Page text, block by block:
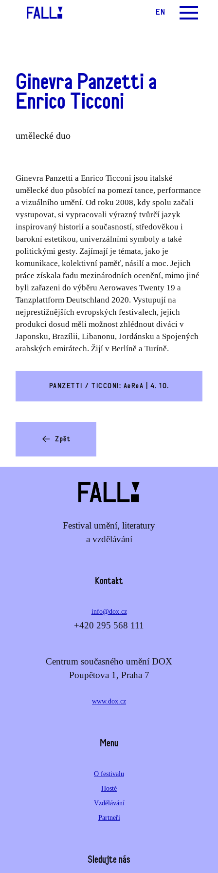
MENU
CS
EN
Ginevra Panzetti a
Enrico Ticconi
umělecké duo
Ginevra Panzetti a Enrico Ticconi jsou italské
umělecké duo působící na pomezí tance, performance
a vizuálního umění. Od roku 2008, kdy spolu začali
vystupovat, si vypracovali výrazný tvůrčí jazyk
inspirovaný historií a současností, středověkou i
barokní estetikou, univerzálními symboly a také
politickými gesty. Zajímají je témata, jako je
komunikace, kolektivní paměť, násilí a moc. Jejich
práce získala řadu mezinárodních ocenění, mimo jiné
byli zařazeni do výběru Aerowaves Twenty 19 a
Tanzplattform Deutschland 2020. Vystupují na
nejprestižnějších evropských festivalech, jejich
produkci dosud měli možnost zhlédnout diváci v
Japonsku, Brazílii, Libanonu, Jordánsku a Spojených
arabských emirátech. Žijí v Berlíně a Turíně.
PANZETTI / TICCONI: AeReA | 4. 10.
Zpět
Festival umění, literatury
a vzdělávání
Kontakt
info@dox.cz
+420 295 568 111
Centrum současného umění DOX
Poupětova 1, Praha 7
www.dox.cz
Menu
O festivalu
Hosté
Vzdělávání
Partneři
Sledujte nás